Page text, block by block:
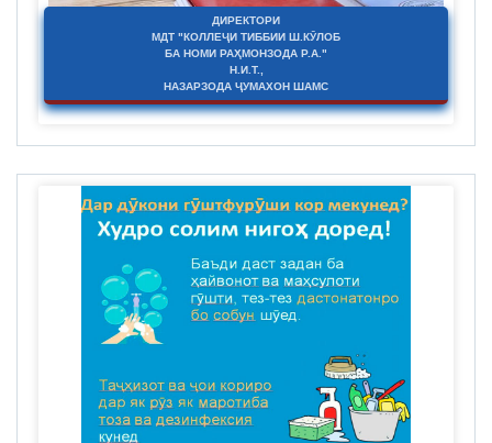
ДИРЕКТОРИ
МДТ "КОЛЛЕҶИ ТИББИИ Ш.КӮЛОБ
БА НОМИ РАҲМОНЗОДА Р.А."
Н.И.Т.,
НАЗАРЗОДА ҶУМАХОН ШАМС